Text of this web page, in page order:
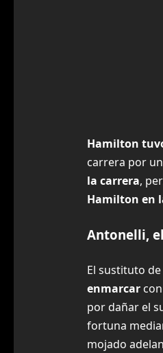
Hamilton
carrera por un
la carrera,
Hamilton en
Antonelli,
El sustituto
enmarcar
por dañar el
fortuna
mojado